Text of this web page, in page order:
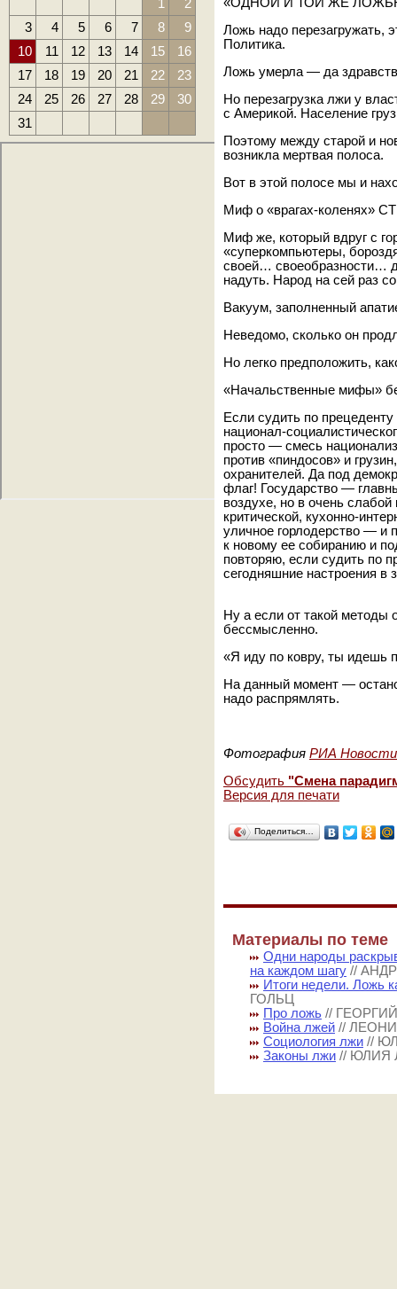
1
2
3
4 5 6 7 8
9
10
11 12 13 14 15
16
17
18 19 20 21 22
23
24
25 26 27 28 29
30
31
Ложь надо перезагружать,
Политика.
Ложь умерла — да
Но перезагрузка лжи у
с Америкой. Население
Поэтому между старой и
возникла мертвая полоса.
Вот в этой полосе мы и
Миф о «врагах-коленях»
Миф же, который вдруг с
«суперкомпьютеры,
своей… своеобразности…
надуть. Народ на сей раз
Вакуум, заполненный
Неведомо, сколько он
Но легко предположить,
«Начальственные мифы»
Если судить по
национал-
просто — смесь
против «пиндосов» и
охранителей. Да под
флаг! Государство —
воздухе, но в очень
критической, кухонно-
уличное горлодерство — и
к новому ее собиранию и
повторяю, если судить по
сегодняшние настроения в
Ну а если от такой методы
бессмысленно.
«Я иду по ковру, ты идешь
На данный момент —
надо распрямлять.
Фотография РИА Новости
Обсудить "Смена
Версия для печати
Поделиться…
Материалы по теме
Одни народы
на каждом шагу //
Итоги недели. Ложь
ГОЛЬЦ
Про ложь //
Война лжей //
Социология лжи //
Законы лжи // ЮЛИЯ